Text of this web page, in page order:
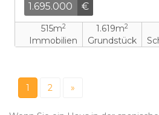
1.695.000 €
515m2
Immobilien
1.619m2
Grundstück
1 2 »